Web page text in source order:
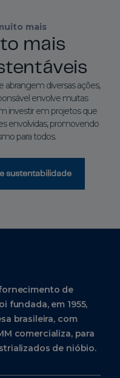
mais
mais
abrangem diversas ações,
envolve muitas
investir em projetos que
envolvidas, promovendo
para todos.
sustentabilidade
de
fundada, em 1955,
brasileira, com
comercializa, para
de nióbio.